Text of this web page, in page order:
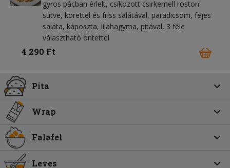
gyros pácban érlelt, csíkozott csirkemell roston
sütve, körettel és friss salátával, paradicsom, fejes
saláta, káposzta, lilahagyma, pitával, 3 féle
választható öntettel
4 290 Ft
Pita
Wrap
Falafel
Leves